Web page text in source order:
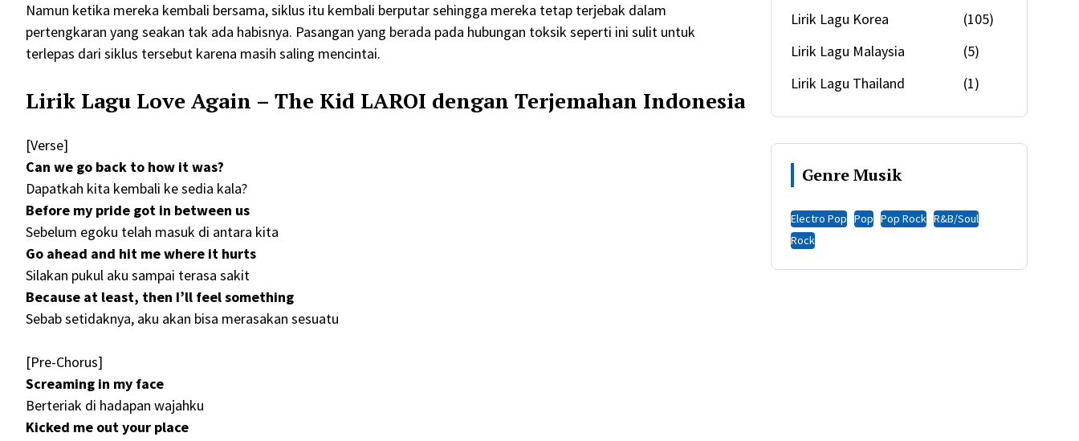
Namun ketika mereka kembali bersama, siklus itu kembali berputar sehingga mereka tetap terjebak dalam
pertengkaran yang seakan tak ada habisnya. Pasangan yang berada pada hubungan toksik seperti ini sulit untuk
terlepas dari siklus tersebut karena masih saling mencintai.
Lirik Lagu Love Again – The Kid LAROI dengan Terjemahan Indonesia
[Verse]
Can we go back to how it was?
Dapatkah kita kembali ke sedia kala?
Before my pride got in between us
Sebelum egoku telah masuk di antara kita
Go ahead and hit me where it hurts
Silakan pukul aku sampai terasa sakit
Because at least, then I’ll feel something
Sebab setidaknya, aku akan bisa merasakan sesuatu
[Pre-Chorus]
Screaming in my face
Berteriak di hadapan wajahku
Kicked me out your place
Lirik Lagu Korea
(105)
Lirik Lagu Malaysia
(5)
Lirik Lagu Thailand
(1)
Genre Musik
Electro Pop Pop Pop Rock R&B/Soul
Rock